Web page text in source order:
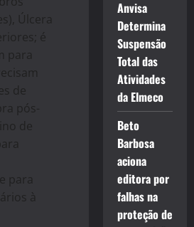
Úlcera
é
para
de
pós-
de
para
à
Anvisa
Determina
Suspensão
Total das
Atividades
da Elmeco
Beto
Barbosa
aciona
editora por
falhas na
proteção de